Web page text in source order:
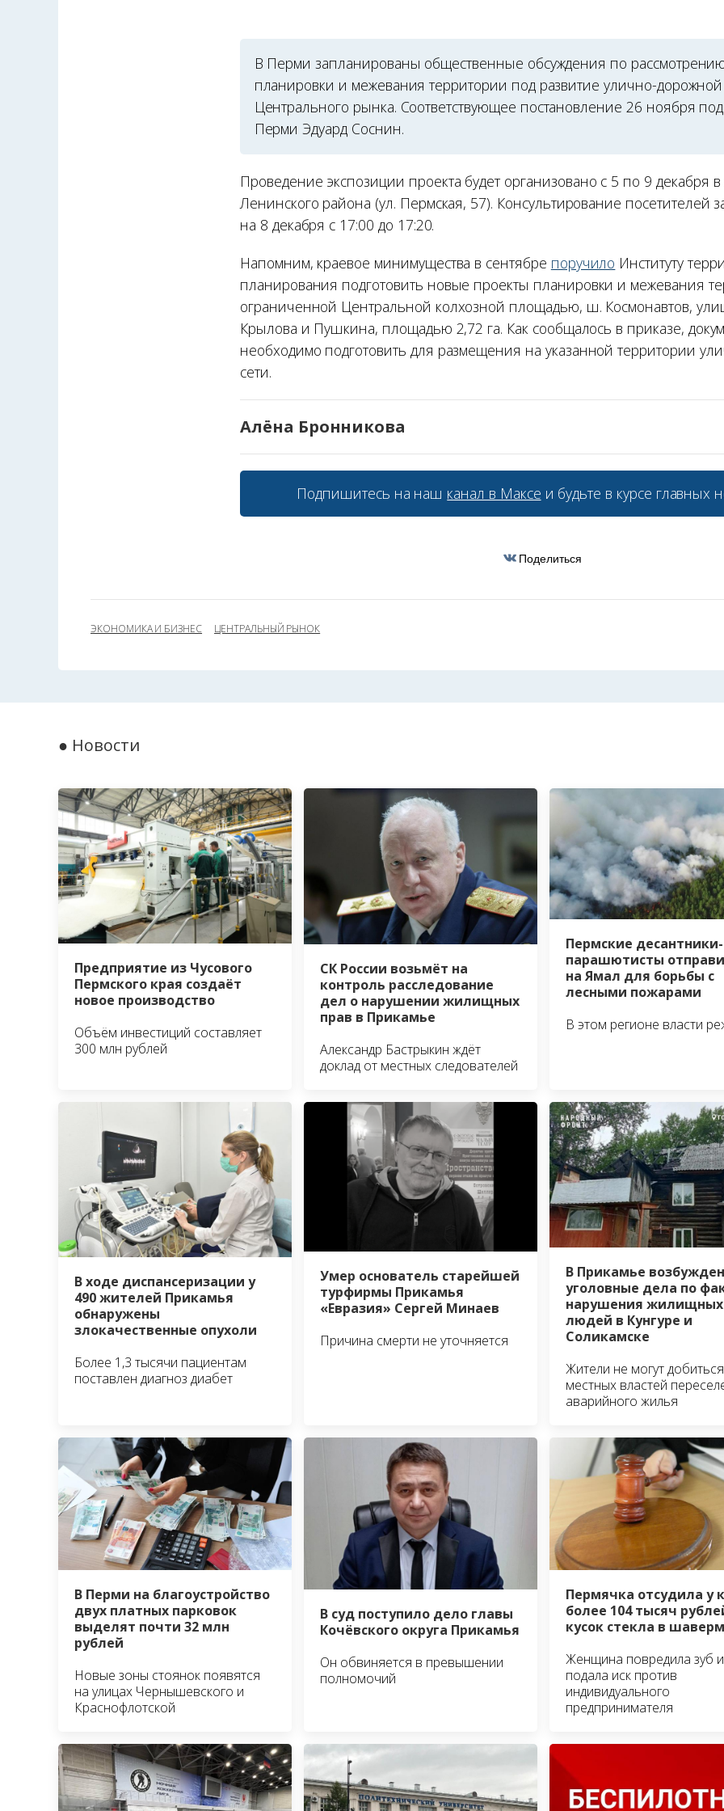
В Перми запланированы общественные обсуждения по
планировки и межевания территории под развитие улично-дорожной
Центрального рынка. Соответствующее постановление 26 ноября
Перми Эдуард Соснин.
Проведение экспозиции проекта будет организовано с 5 по 9 декабря
Ленинского района (ул. Пермская, 57). Консультирование посетителей
на 8 декабря с 17:00 до 17:20.
Напомним, краевое минимущества в сентябре поручило Институту
планирования подготовить новые проекты планировки и межевания
ограниченной Центральной колхозной площадью, ш. Космонавтов,
Крылова и Пушкина, площадью 2,72 га. Как сообщалось в приказе,
необходимо подготовить для размещения на указанной территории
сети.
Алёна Бронникова
Подпишитесь на наш канал в Максе и будьте в курсе главных
Поделиться
ЭКОНОМИКА И БИЗНЕС ЦЕНТРАЛЬНЫЙ РЫНОК
● Новости
Предприятие из Чусового
Пермского края создаёт
новое производство
Объём инвестиций составляет
300 млн рублей
СК России возьмёт на
контроль расследование
дел о нарушении жилищных
прав в Прикамье
Александр Бастрыкин ждёт
доклад от местных следователей
Пермские десантники-
парашютисты
на Ямал для борьбы с
лесными пожарами
В этом регионе власти
В ходе диспансеризации у
490 жителей Прикамья
обнаружены
злокачественные опухоли
Более 1,3 тысячи пациентам
поставлен диагноз диабет
Умер основатель старейшей
турфирмы Прикамья
«Евразия» Сергей Минаев
Причина смерти не уточняется
В Прикамье
уголовные дела по
нарушения жилищных
людей в Кунгуре и
Соликамске
Жители не могут
местных властей
аварийного жилья
В Перми на благоустройство
двух платных парковок
выделят почти 32 млн
рублей
Новые зоны стоянок появятся
на улицах Чернышевского и
Краснофлотской
В суд поступило дело главы
Кочёвского округа Прикамья
Он обвиняется в превышении
полномочий
Пермячка отсудила у
более 104 тысяч
кусок стекла в
Женщина повредила зуб и
подала иск против
индивидуального
предпринимателя